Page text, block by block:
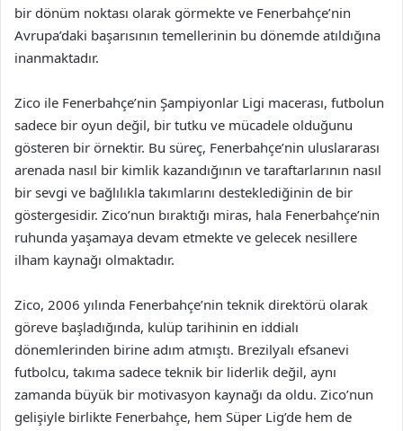
bir dönüm noktası olarak görmekte ve Fenerbahçe’nin
Avrupa’daki başarısının temellerinin bu dönemde atıldığına
inanmaktadır.
Zico ile Fenerbahçe’nin Şampiyonlar Ligi macerası, futbolun
sadece bir oyun değil, bir tutku ve mücadele olduğunu
gösteren bir örnektir. Bu süreç, Fenerbahçe’nin uluslararası
arenada nasıl bir kimlik kazandığının ve taraftarlarının nasıl
bir sevgi ve bağlılıkla takımlarını desteklediğinin de bir
göstergesidir. Zico’nun bıraktığı miras, hala Fenerbahçe’nin
ruhunda yaşamaya devam etmekte ve gelecek nesillere
ilham kaynağı olmaktadır.
Zico, 2006 yılında Fenerbahçe’nin teknik direktörü olarak
göreve başladığında, kulüp tarihinin en iddialı
dönemlerinden birine adım atmıştı. Brezilyalı efsanevi
futbolcu, takıma sadece teknik bir liderlik değil, aynı
zamanda büyük bir motivasyon kaynağı da oldu. Zico’nun
gelişiyle birlikte Fenerbahçe, hem Süper Lig’de hem de